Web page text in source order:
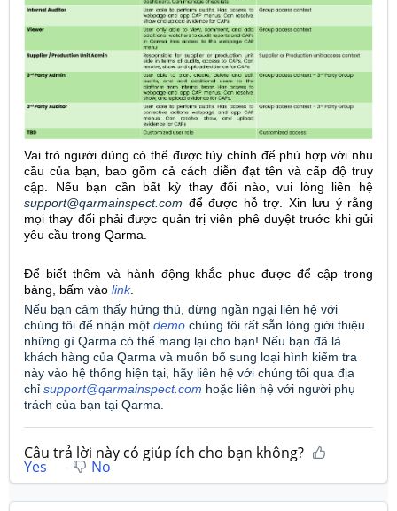
Vai trò người dùng có thể được tùy chỉnh để phù hợp với nhu
cầu của bạn, bao gồm cả cách diễn đạt tên và cấp độ truy
cập. Nếu bạn cần bất kỳ thay đổi nào, vui lòng liên hệ
support@qarmainspect.com để được hỗ trợ. Xin lưu ý rằng
mọi thay đổi phải được quản trị viên phê duyệt trước khi gửi
yêu cầu trong Qarma.
Để biết thêm và hành động khắc phục được để cập trong
bảng, bấm vào link.
Nếu bạn cảm thấy hứng thú, đừng ngần ngại liên hệ với
chúng tôi để nhận một demo chúng tôi rất sẵn lòng giới thiệu
những gì Qarma có thể mang lại cho bạn! Nếu bạn đã là
khách hàng của Qarma và muốn bổ sung loại hình kiểm tra
này vào hệ thống hiện tại, hãy liên hệ với chúng tôi qua địa
chỉ support@qarmainspect.com hoặc liên hệ với người phụ
trách của bạn tại Qarma.
Câu trả lời này có giúp ích cho bạn không?
Yes No